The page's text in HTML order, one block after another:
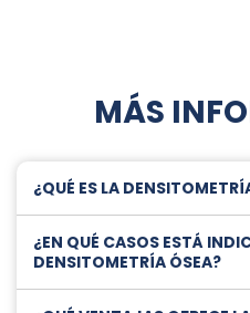
MÁS
¿QUÉ ES LA
¿EN QUÉ CASOS ESTÁ
DENSITOMETRÍA ÓSEA?